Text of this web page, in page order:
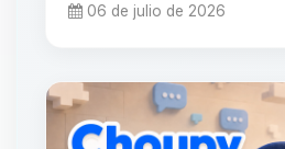
06 de julio de 2026